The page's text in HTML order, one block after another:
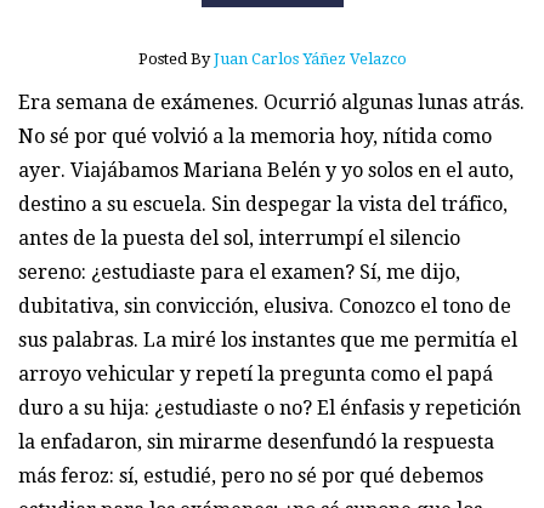
Posted ByJuan Carlos Yáñez Velazco
Era semana de exámenes. Ocurrió algunas lunas atrás.
No sé por qué volvió a la memoria hoy, nítida como
ayer. Viajábamos Mariana Belén y yo solos en el auto,
destino a su escuela. Sin despegar la vista del tráfico,
antes de la puesta del sol, interrumpí el silencio
sereno: ¿estudiaste para el examen? Sí, me dijo,
dubitativa, sin convicción, elusiva. Conozco el tono de
sus palabras. La miré los instantes que me permitía el
arroyo vehicular y repetí la pregunta como el papá
duro a su hija: ¿estudiaste o no? El énfasis y repetición
la enfadaron, sin mirarme desenfundó la respuesta
más feroz: sí, estudié, pero no sé por qué debemos